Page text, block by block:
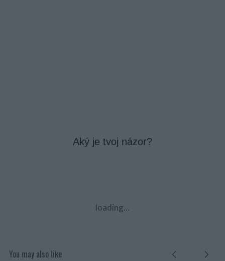
Aký je tvoj názor?
loading...
You may also like